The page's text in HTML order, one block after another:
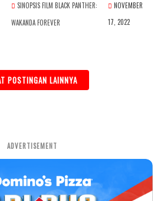
SINOPSIS FILM BLACK PANTHER:
WAKANDA FOREVER
NOVEMBER
17, 2022
POSTINGAN LAINNYA
ADVERTISEMENT